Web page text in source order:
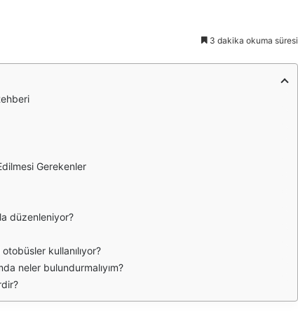
3 dakika okuma süresi
Gerekenler
düzenleniyor?
kullanılıyor?
neler bulundurmalıyım?